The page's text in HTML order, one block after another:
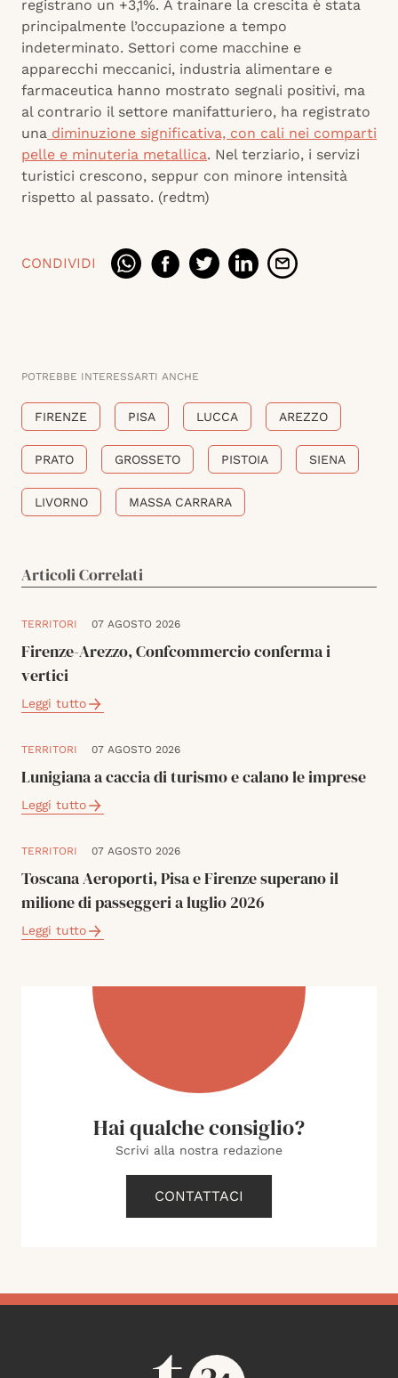
registrano un +3,1%. A trainare la crescita è stata
principalmente l’occupazione a tempo
indeterminato. ​Settori come macchine e
apparecchi meccanici, industria alimentare e
farmaceutica hanno mostrato segnali positivi, ma
al contrario il settore manifatturiero, ha registrato
una diminuzione significativa, con cali nei comparti
pelle e minuteria metallica. ​Nel terziario, i servizi
turistici crescono, seppur con minore intensità
rispetto al passato. ​(redtm)
CONDIVIDI
POTREBBE INTERESSARTI ANCHE
FIRENZE PISA LUCCA AREZZO
PRATO GROSSETO PISTOIA SIENA
LIVORNO MASSA CARRARA
Articoli Correlati
TERRITORI 07 AGOSTO 2026
Firenze-Arezzo, Confcommercio conferma i
vertici
Leggi tutto
TERRITORI 07 AGOSTO 2026
Lunigiana a caccia di turismo e calano le imprese
Leggi tutto
TERRITORI 07 AGOSTO 2026
Toscana Aeroporti, Pisa e Firenze superano il
milione di passeggeri a luglio 2026
Leggi tutto
Hai qualche consiglio?
Scrivi alla nostra redazione
CONTATTACI